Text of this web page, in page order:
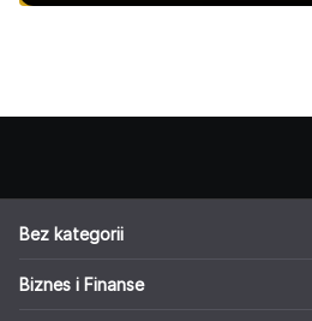
Bez kategorii
Biznes i Finanse